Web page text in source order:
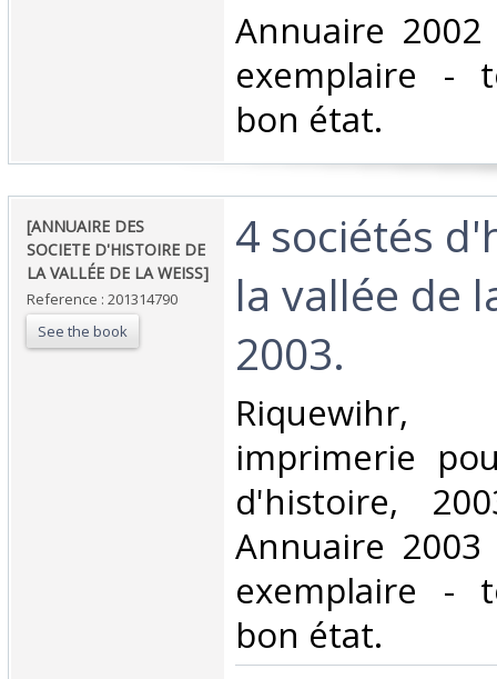
‎Annuaire
exemplaire -
bon état.‎
‎[ANNUAIRE DES
SOCIETE D'HISTOIRE DE
LA VALLÉE DE LA WEISS]‎
Reference : 201314790
See the book
‎4 sociétés
la vallée de
2003. ‎
imprimerie
d'histoire,
Annuaire
exemplaire -
bon état.‎